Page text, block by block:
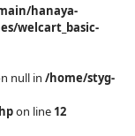
hanaya-
welcart_basic-
null in /home/styg-
on line 12